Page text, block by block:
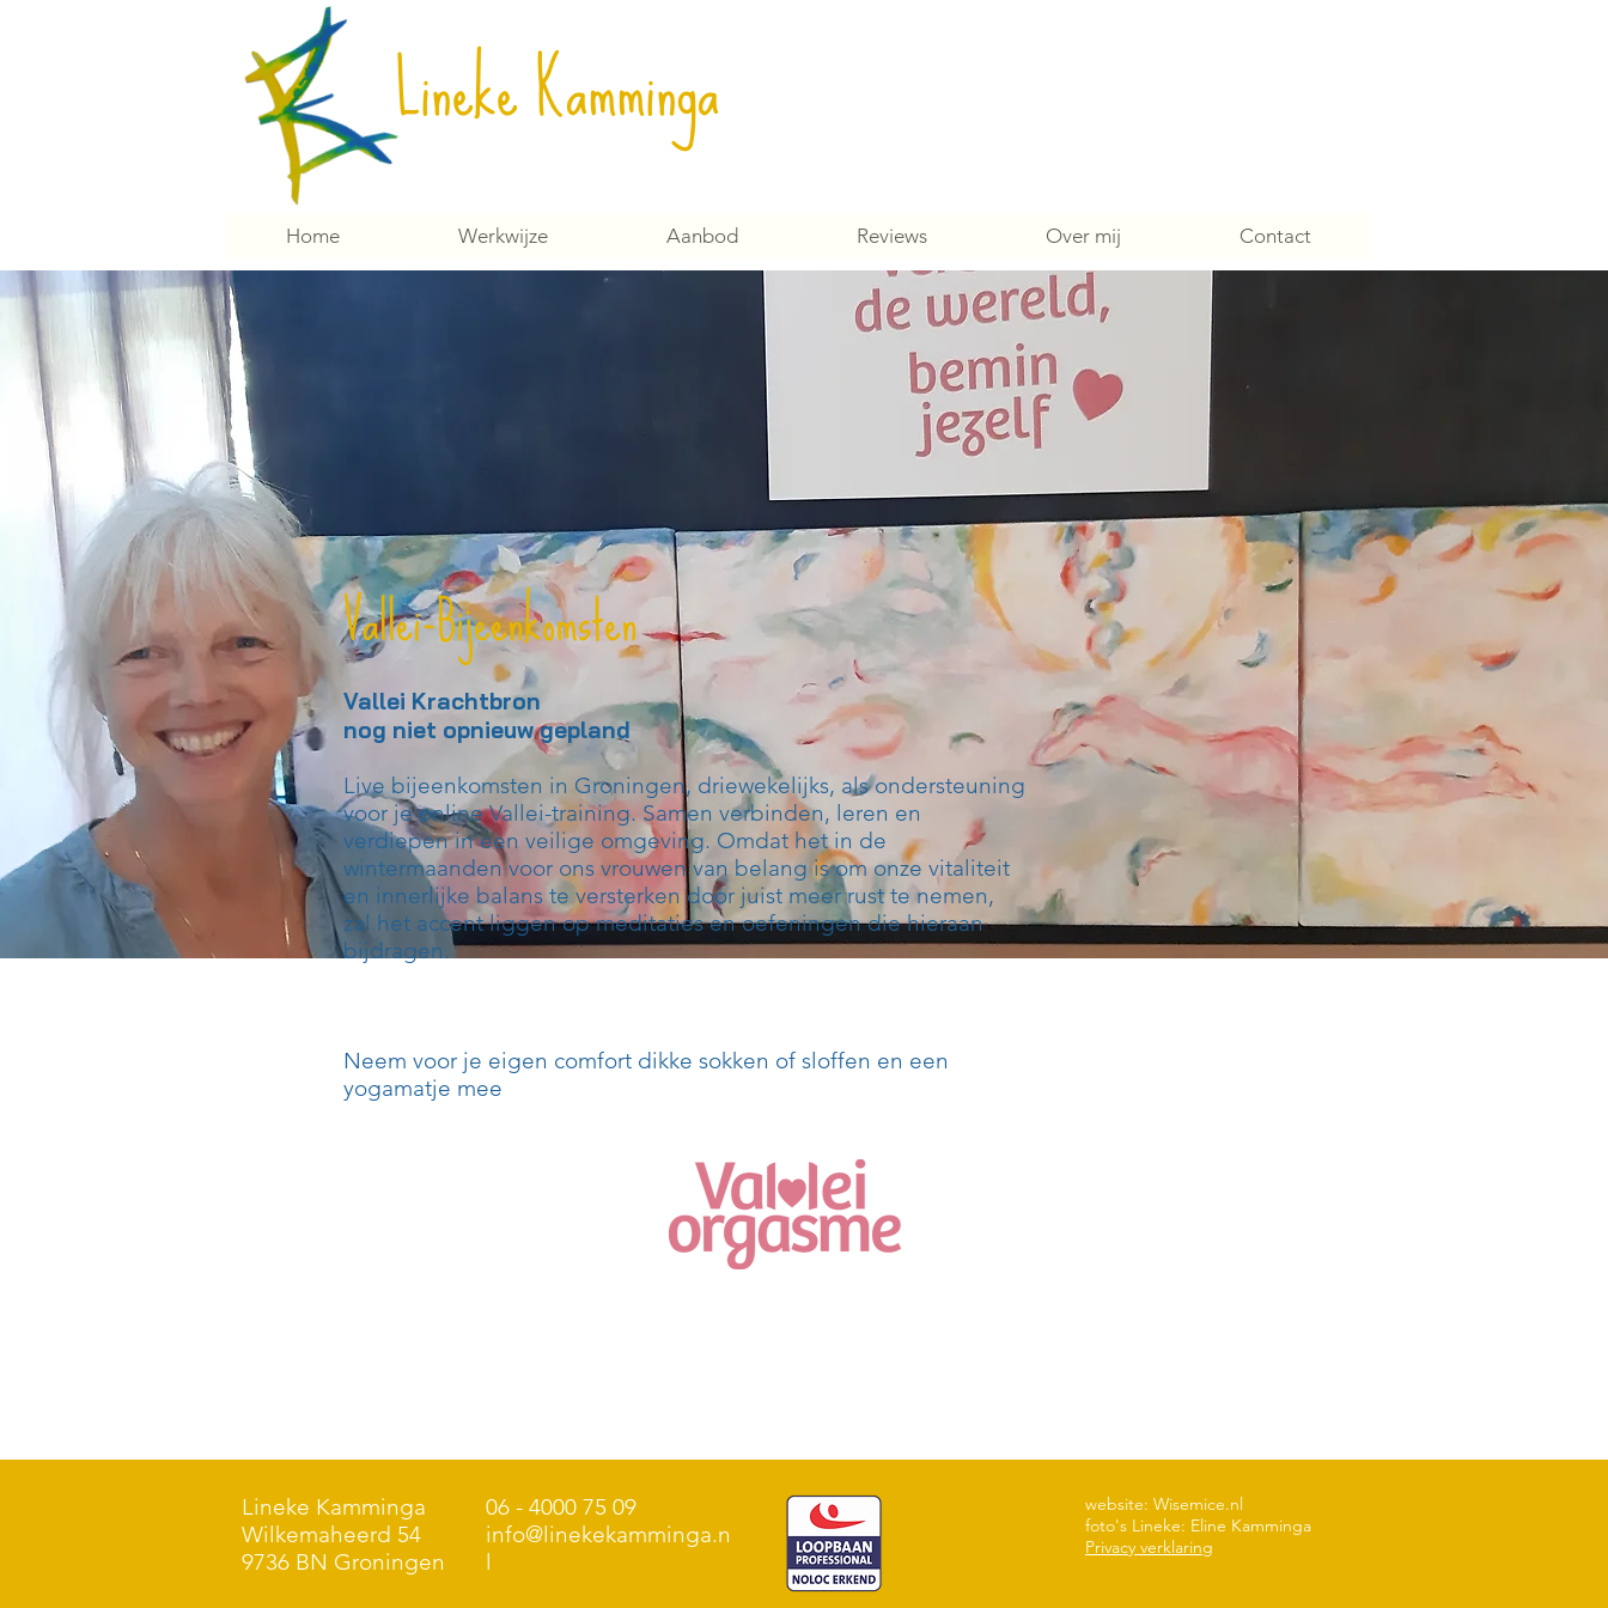
Lineke Kamminga
Home Werkwijze Aanbod Reviews Over mij Contact
Vallei-Bijeenkomsten
Vallei Krachtbron
nog niet opnieuw gepland
Live bijeenkomsten in Groningen, driewekelijks, als ondersteuning
voor je online Vallei-training. Samen verbinden, leren en
verdiepen in een veilige omgeving. Omdat het in de
wintermaanden voor ons vrouwen van belang is om onze vitaliteit
en innerlijke balans te versterken door juist meer rust te nemen,
zal het accent liggen op meditaties en oefeningen die hieraan
bijdragen.
Neem voor je eigen comfort dikke sokken of sloffen en een
yogamatje mee
Lineke Kamminga
Wilkemaheerd 54
9736 BN Groningen
06 - 4000 75 09
info@linekekamminga.n
l
website: Wisemice.nl
foto's Lineke: Eline Kamminga
Privacy verklaring